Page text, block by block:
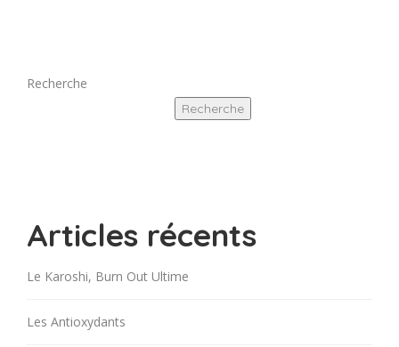
Recherche
Recherche
Articles récents
Le Karoshi, Burn Out Ultime
Les Antioxydants